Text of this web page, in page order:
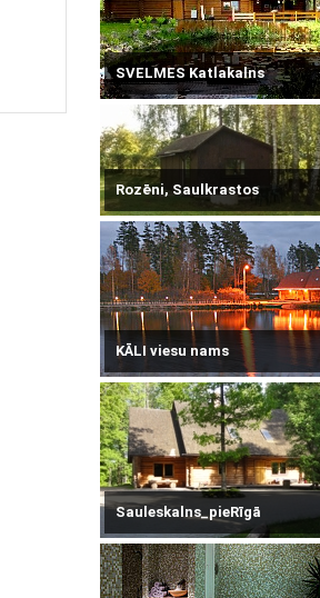
SVELMES Katlakalns
Rozēni, Saulkrastos
KĀLI viesu nams
Sauleskalns_pieRīgā